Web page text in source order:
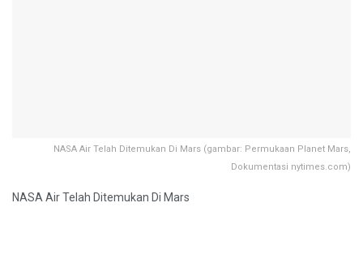
NASA Air Telah Ditemukan Di Mars (gambar: Permukaan Planet Mars,
Dokumentasi nytimes.com)
NASA Air Telah Ditemukan Di Mars